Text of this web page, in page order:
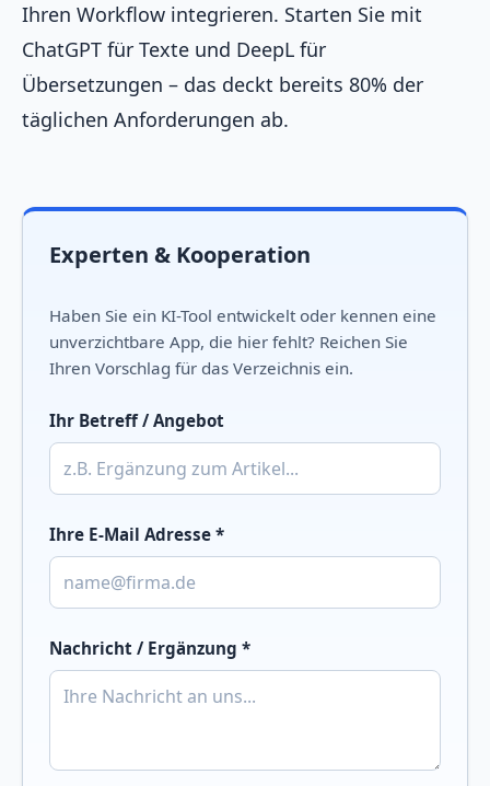
Ihren Workflow integrieren. Starten Sie mit
ChatGPT für Texte und DeepL für
Übersetzungen – das deckt bereits 80% der
täglichen Anforderungen ab.
Experten & Kooperation
Haben Sie ein KI-Tool entwickelt oder kennen eine
unverzichtbare App, die hier fehlt? Reichen Sie
Ihren Vorschlag für das Verzeichnis ein.
Ihr Betreff / Angebot
Ihre E-Mail Adresse *
Nachricht / Ergänzung *